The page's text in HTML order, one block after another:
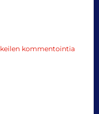
kommentointia